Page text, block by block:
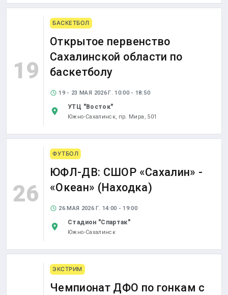
19
БАСКЕТБОЛ
Открытое первенство
Сахалинской области по
баскетболу
19 - 23 МАЯ 2026 Г. 10:00 - 18:50
УТЦ "Восток"
Южно-Сахалинск, пр. Мира, 501
26
ФУТБОЛ
ЮФЛ-ДВ: СШОР «Сахалин» -
«Океан» (Находка)
26 МАЯ 2026 Г. 14:00 - 19:00
Стадион "Спартак"
Южно-Сахалинск
ЭКСТРИМ
Чемпионат ДФО по гонкам с